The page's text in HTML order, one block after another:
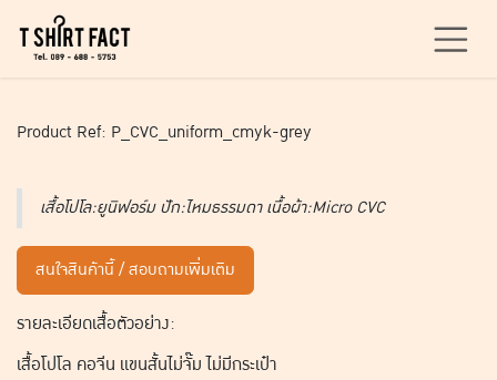
Skip to Content
Product Ref: P_CVC_uniform_cmyk-grey
เสื้อโปโล:ยูนิฟอร์ม ปัก:ไหมธรรมดา เนื้อผ้า:Micro CVC
สนใจสินค้านี้ / สอบถามเพิ่มเติม
รายละเอียดเสื้อตัวอย่าง:
เสื้อโปโล คอจีน แขนสั้นไม่จั๊ม ไม่มีกระเป๋า